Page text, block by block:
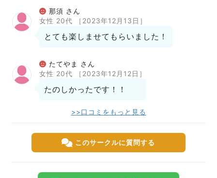
那須 さん
女性 20代
［2023年12月13日］
とても楽しませてもらいました！
たてやま さん
女性 20代
［2023年12月12日］
たのしかったです！！
>>口コミをもっと見る
このサークルに質問する